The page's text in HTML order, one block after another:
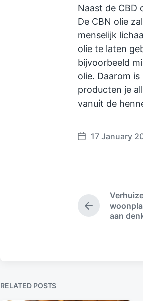
Naast de CBD
De CBN olie
menselijk
olie te laten
bijvoorbeeld
olie. Daarom
producten je
vanuit de
P
a
t
17 January
P
r
aan
RELATED POSTS